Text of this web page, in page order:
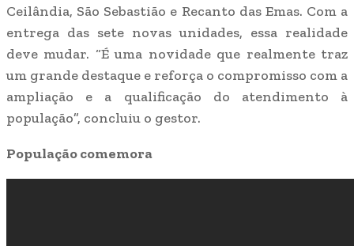
Ceilândia, São Sebastião e Recanto das Emas. Com a
entrega das sete novas unidades, essa realidade
deve mudar. “É uma novidade que realmente traz
um grande destaque e reforça o compromisso com a
ampliação e a qualificação do atendimento à
população”, concluiu o gestor.
População comemora